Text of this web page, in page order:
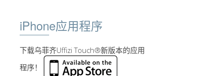
iPhone应用程序
下载乌菲齐Uffizi Touch®新版本的应用
程序！